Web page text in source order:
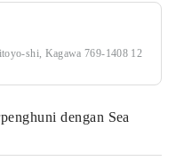
shi, Kagawa 769-1408 12
dengan Sea